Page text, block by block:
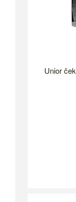
Unior